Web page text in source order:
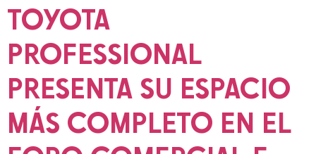
TOYOTA
PROFESSIONAL
PRESENTA SU ESPACIO
MÁS COMPLETO EN EL